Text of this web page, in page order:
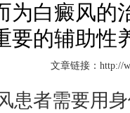
为白癜风的
要的辅助性
文章链接：http://
患者需要用